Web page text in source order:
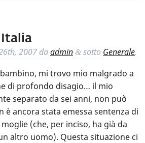
Italia
2007 daadmin & sotto Generale.
mi trovo mio malgrado a
di profondo disagio… il mio
separato da sei anni, non può
è ancora stata emessa sentenza di
(che, per inciso, ha già da
altro uomo). Questa situazione ci